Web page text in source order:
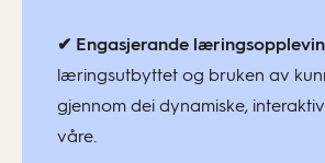
✔ Engasjerande
læringsutbyttet og bruken av
gjennom dei dynamiske,
våre.